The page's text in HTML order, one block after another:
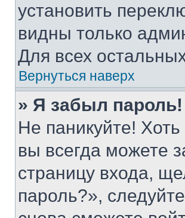
установить
видны только
Для всех
Вернуться наверх
» Я забыл пароль!
Не паникуйте!
вы всегда можете
страницу входа,
пароль?»,